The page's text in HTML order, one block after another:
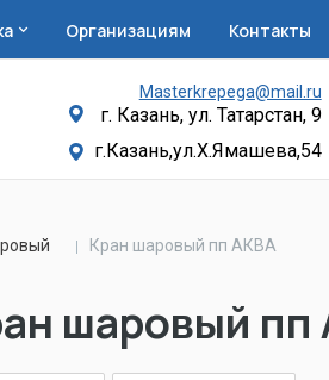
Организациям Контакты
Masterkrepega@mail.ru
г. Казань, ул. Татарстан, 9
г.Казань,ул.Х.Ямашева,54
Кран шаровый пп АКВА
шаровый